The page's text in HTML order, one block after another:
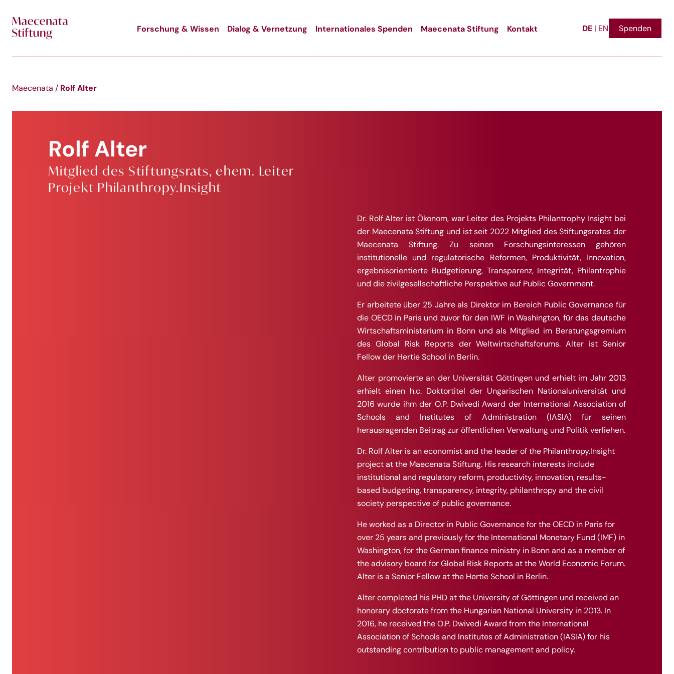
Forschung & Wissen Dialog & Vernetzung Internationales Spenden Maecenata Stiftung Kontakt DE | EN Spenden
Maecenata / Rolf Alter
Rolf Alter
Mitglied des Stiftungsrats, ehem. Leiter
Projekt Philanthropy.Insight
Dr. Rolf Alter ist Ökonom, war Leiter des Projekts Philantrophy Insight bei
der Maecenata Stiftung und ist seit 2022 Mitglied des Stiftungsrates der
Maecenata Stiftung. Zu seinen Forschungsinteressen gehören
institutionelle und regulatorische Reformen, Produktivität, Innovation,
ergebnisorientierte Budgetierung, Transparenz, Integrität, Philantrophie
und die zivilgesellschaftliche Perspektive auf Public Government.
Er arbeitete über 25 Jahre als Direktor im Bereich Public Governance für
die OECD in Paris und zuvor für den IWF in Washington, für das deutsche
Wirtschaftsministerium in Bonn und als Mitglied im Beratungsgremium
des Global Risk Reports der Weltwirtschaftsforums. Alter ist Senior
Fellow der Hertie School in Berlin.
Alter promovierte an der Universität Göttingen und erhielt im Jahr 2013
erhielt einen h.c. Doktortitel der Ungarischen Nationaluniversität und
2016 wurde ihm der O.P. Dwivedi Award der International Association of
Schools and Institutes of Administration (IASIA) für seinen
herausragenden Beitrag zur öffentlichen Verwaltung und Politik verliehen.
Dr. Rolf Alter is an economist and the leader of the Philanthropy.Insight
project at the Maecenata Stiftung. His research interests include
institutional and regulatory reform, productivity, innovation, results-
based budgeting, transparency, integrity, philanthropy and the civil
society perspective of public governance.
He worked as a Director in Public Governance for the OECD in Paris for
over 25 years and previously for the International Monetary Fund (IMF) in
Washington, for the German finance ministry in Bonn and as a member of
the advisory board for Global Risk Reports at the World Economic Forum.
Alter is a Senior Fellow at the Hertie School in Berlin.
Alter completed his PHD at the University of Göttingen und received an
honorary doctorate from the Hungarian National University in 2013. In
2016, he received the O.P. Dwivedi Award from the International
Association of Schools and Institutes of Administration (IASIA) for his
outstanding contribution to public management and policy.